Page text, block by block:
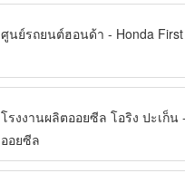
ศูนย์รถยนต์ฮอนด้า - Honda First
โรงงานผลิตออยซีล โอริง ปะเก็น
ออยซีล